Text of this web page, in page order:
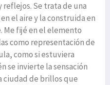
Se trata de una
el aire y la construida en
Me fijé en el elemento
como representación de
como si estuviera
se invierte la sensación
ciudad de brillos que